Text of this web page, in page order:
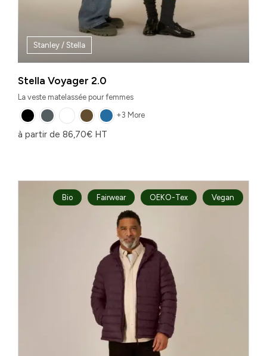
Stanley / Stella
Stella Voyager 2.0
La veste matelassée pour femmes
+3 More
à partir de 86,70€ HT
Bio Fairwear OEKO-Tex Vegan